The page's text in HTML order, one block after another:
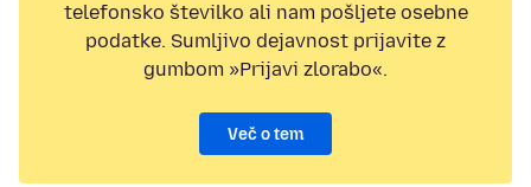
telefonsko številko ali nam pošljete osebne
podatke. Sumljivo dejavnost prijavite z
gumbom »Prijavi zlorabo«.
Več o tem